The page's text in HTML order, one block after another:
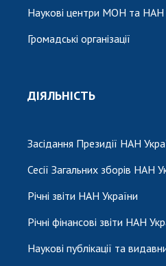
Наукові центри МОН та НАН
Громадські організації
ДІЯЛЬНІСТЬ
Засідання Президії НАН
Сесії Загальних зборів НАН
Річні звіти НАН України
Річні фінансові звіти НАН
Наукові публікації та